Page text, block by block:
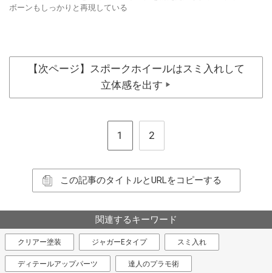
ボーンもしっかりと再現している
【次ページ】スポークホイールはスミ入れして
立体感を出す
▶
1 2
この記事のタイトルとURLをコピーする
関連するキーワード
クリアー塗装 ジャガーEタイプ スミ入れ
ディテールアップパーツ 達人のプラモ術